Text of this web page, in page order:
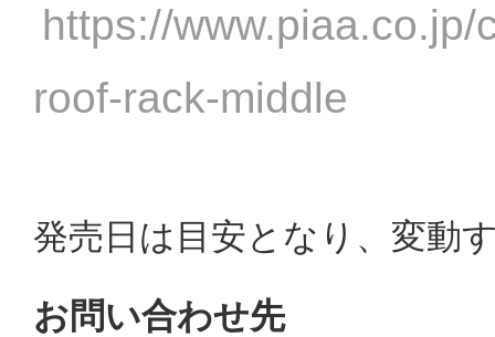
https://
roof-rack-middle
発売日は目安となり、変動
お問い合わせ先